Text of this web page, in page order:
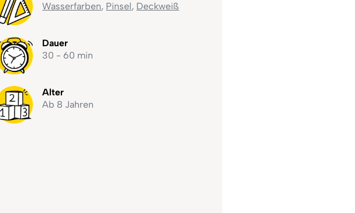
Wasserfarben, Pinsel, Deckweiß
Dauer
30 - 60 min
Alter
Ab 8 Jahren